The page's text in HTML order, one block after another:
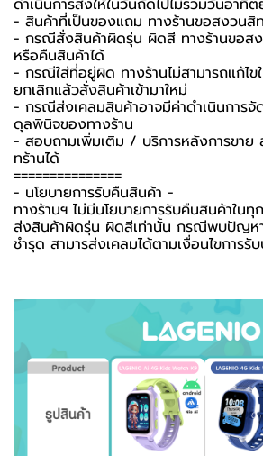
- สินค้าที่เป็นของแถม ทางร้านขอสงวนสิ
- กรณีสั่งสินค้าผิดรุ่น ผิดสี ทางร้านขอสง
หรือคืนสินค้าได้
- กรณีใส่ที่อยู่ผิด ทางร้านไม่สามารถแก้ไ
ยกเลิกแล้วสั่งสินค้าเข้ามาใหม่
- กรณีส่งเคลมสินค้าอาจมีค่าดำเนินการจั
ดุลพินิจของทางร้าน
- สอบถามเพิ่มเติม / บริการหลังการขาย
ทร้านได้
===============
-️ นโยบายการรับคืนสินค้า -️
ทางร้านฯ ไม่มีนโยบายการรับคืนสินค้าใน
ส่งสินค้าผิดรุ่น ผิดสีเท่านั้น กรณีพบปัญหา
ชำรุด สามารส่งเคลมได้ตามเงื่อนไขการรั